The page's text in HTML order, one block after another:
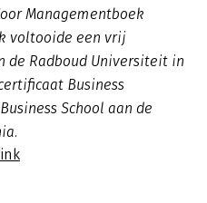
Managementboek
voltooide een vrij
de Radboud Universiteit in
Business
School aan de